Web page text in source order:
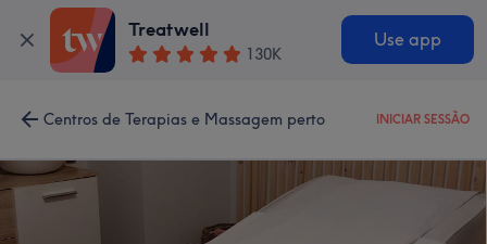
Treatwell
130K
Use app
Centros de Terapias e Massagem perto INICIAR SESSÃO